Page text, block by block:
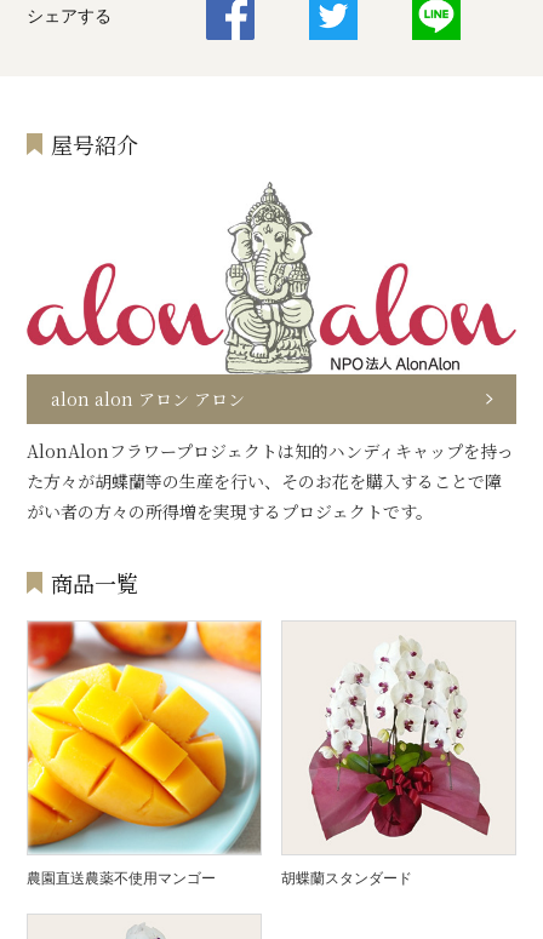
シェアする
屋号紹介
alon alon アロン アロン
AlonAlonフラワープロジェクトは知的ハンディキャップを持っ
た方々が胡蝶蘭等の生産を行い、そのお花を購入することで障
がい者の方々の所得増を実現するプロジェクトです。
商品一覧
農園直送農薬不使用マンゴー 胡蝶蘭スタンダード